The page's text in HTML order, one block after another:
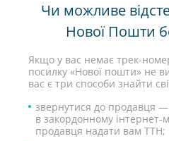
Чи можливе
Нової Пошти
Якщо у вас немає трек-
посилку «Нової пошти» не
вас є три способи знайти
звернутися до продавця
в закордонному інтернет-
продавця надати вам ТТН;